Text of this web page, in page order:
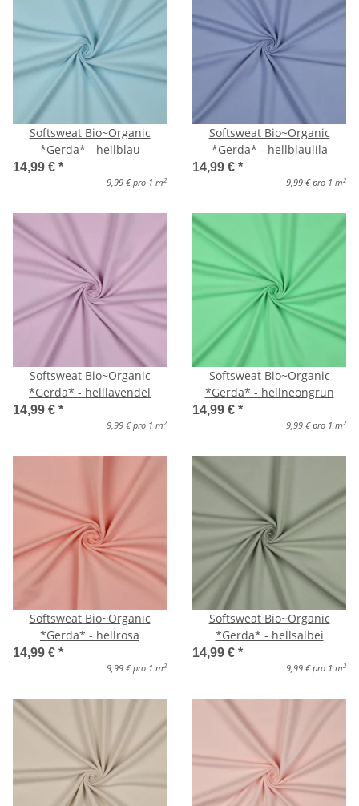
Softsweat Bio~Organic
*Gerda* - hellblau
14,99 € *
9,99 € pro 1 m 2
Softsweat Bio~Organic
*Gerda* - hellblaulila
14,99 € *
9,99 € pro 1 m 2
Softsweat Bio~Organic
*Gerda* - helllavendel
14,99 € *
9,99 € pro 1 m 2
Softsweat Bio~Organic
*Gerda* - hellneongrün
14,99 € *
9,99 € pro 1 m 2
Softsweat Bio~Organic
*Gerda* - hellrosa
14,99 € *
9,99 € pro 1 m 2
Softsweat Bio~Organic
*Gerda* - hellsalbei
14,99 € *
9,99 € pro 1 m 2